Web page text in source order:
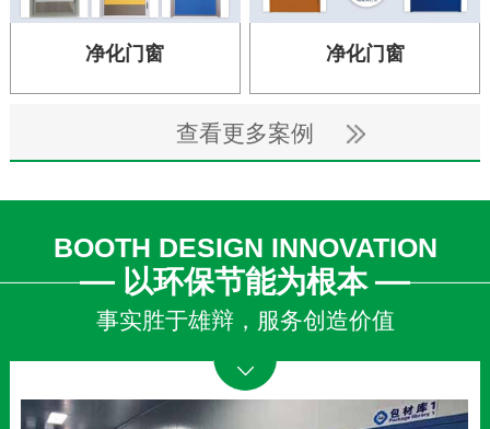
净化门窗 净化门窗
查看更多案例
BOOTH DESIGN INNOVATION
以环保节能为根本
事实胜于雄辩，服务创造价值